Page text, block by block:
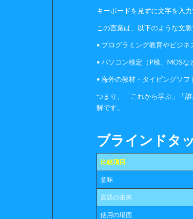
キーボードを見ずに文字を入
この言葉は、以下のような文
• プログラミング教育やビジネ
• パソコン検定（P検、MOSな
• 海外の教材・タイピングソフ
つまり、「これから学ぶ」「
解です。
ブラインドタ
比較項目
意味
言語の由来
使用の場面